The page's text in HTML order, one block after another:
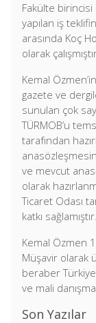
Fakülte birincisi
yapılan iş
arasında Koç
olarak
Kemal
gazete ve
sunulan çok
TÜRMOB’u
tarafından
ve mevcut
olarak
Ticaret Odası
katkı sağlamıştır.
Kemal Özmen
Müşavir olarak
beraber
ve mali
Son Yazılar